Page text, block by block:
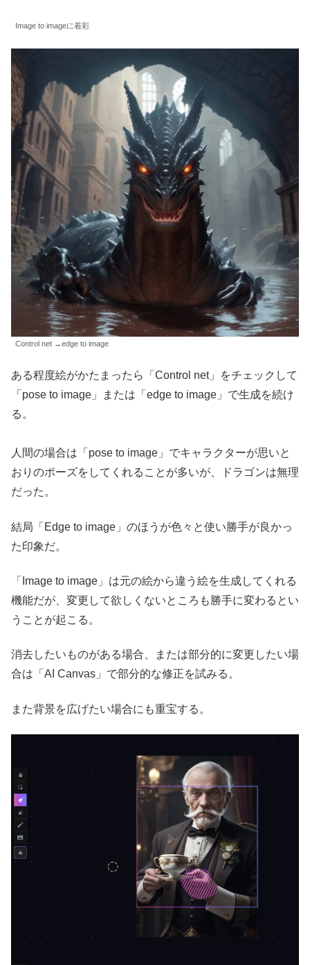
Image to imageに着彩
Control net →edge to image
ある程度絵がかたまったら「Control net」をチェックして
「pose to image」または「edge to image」で生成を続け
る。
人間の場合は「pose to image」でキャラクターが思いと
おりのポーズをしてくれることが多いが、ドラゴンは無理
だった。
結局「Edge to image」のほうが色々と使い勝手が良かっ
た印象だ。
「Image to image」は元の絵から違う絵を生成してくれる
機能だが、変更して欲しくないところも勝手に変わるとい
うことが起こる。
消去したいものがある場合、または部分的に変更したい場
合は「AI Canvas」で部分的な修正を試みる。
また背景を広げたい場合にも重宝する。